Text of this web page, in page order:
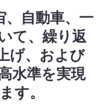
、自動車、一
て、繰り返
げ、および
水準を実現
す。